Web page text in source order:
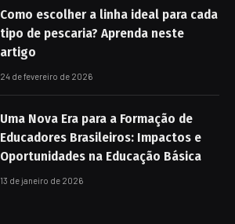
Como escolher a linha ideal para cada
tipo de pescaria? Aprenda neste
artigo
24 de fevereiro de 2026
Uma Nova Era para a Formação de
Educadores Brasileiros: Impactos e
Oportunidades na Educação Básica
13 de janeiro de 2026